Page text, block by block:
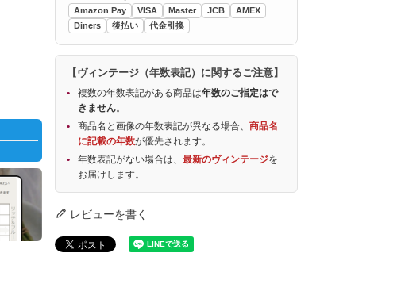
Amazon Pay VISA Master JCB
AMEX
Diners
後払い 代金引換
【ヴィンテージ（年数表記）に関するご注意】
複数の年数表記がある商品は年数のご指定はで
きません。
商品名と画像の年数表記が異なる場合、商品名
に記載の年数が優先されます。
年数表記がない場合は、最新のヴィンテージを
お届けします。
レビューを書く